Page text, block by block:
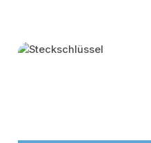
Kategoriegalerie